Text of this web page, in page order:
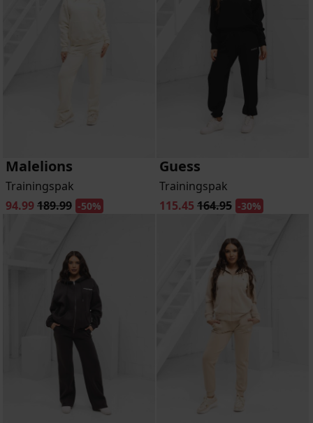
Malelions
Trainingspak
94.99189.99 -50%
Guess
Trainingspak
115.45 164.95 -30%